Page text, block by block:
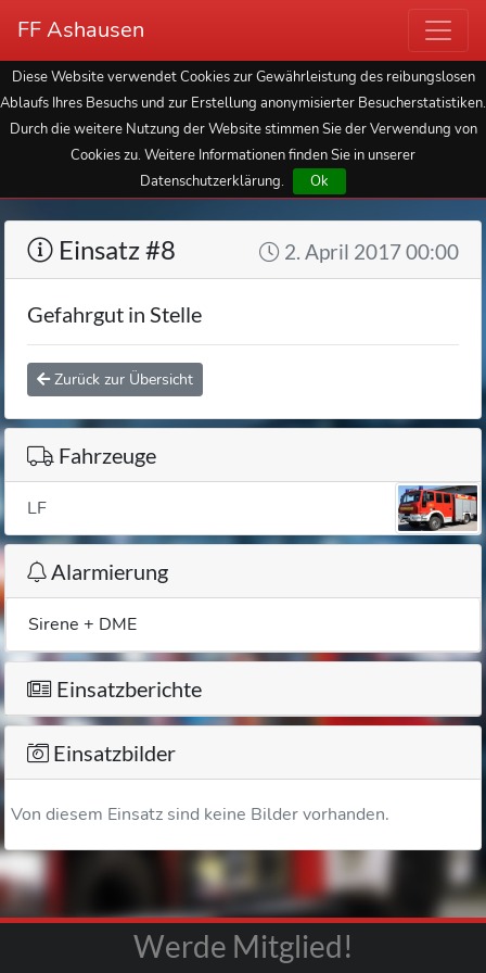
FF Ashausen
Diese Website verwendet Cookies zur Gewährleistung des reibungslosen
Ablaufs Ihres Besuchs und zur Erstellung anonymisierter Besucherstatistiken.
Durch die weitere Nutzung der Website stimmen Sie der Verwendung von
Cookies zu. Weitere Informationen finden Sie in unserer
Datenschutzerklärung.
Ok
Einsatz #8 2. April 2017 00:00
Gefahrgut in Stelle
Zurück zur Übersicht
Fahrzeuge
LF
Alarmierung
Sirene + DME
Einsatzberichte
Einsatzbilder
Von diesem Einsatz sind keine Bilder vorhanden.
Werde Mitglied!